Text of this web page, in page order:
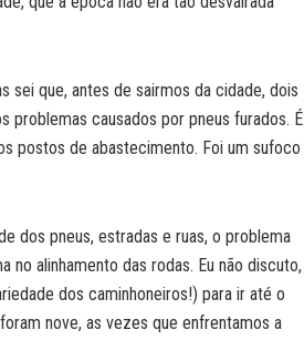
sei que, antes de sairmos da cidade, dois
problemas causados por pneus furados. É
postos de abastecimento. Foi um sufoco
dos pneus, estradas e ruas, o problema
alinhamento das rodas. Eu não discuto,
dos caminhoneiros!) para ir até o
nove, as vezes que enfrentamos a